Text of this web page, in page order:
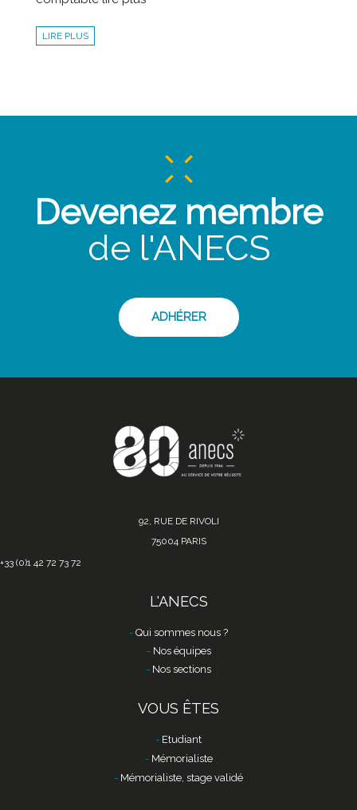
LIRE PLUS
Devenez membre
de l'ANECS
ADHÉRER
92, RUE DE RIVOLI
75004 PARIS
+33 (0)1 42 72 73 72
L'ANECS
Qui sommes nous ?
Nos équipes
Nos sections
VOUS ÊTES
Etudiant
Mémorialiste
Mémorialiste, stage validé